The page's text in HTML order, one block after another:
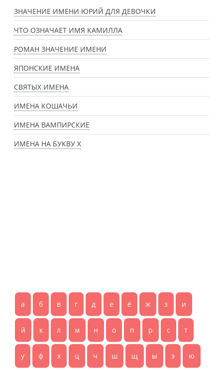
ЗНАЧЕНИЕ ИМЕНИ ЮРИЙ ДЛЯ ДЕВОЧКИ
ЧТО ОЗНАЧАЕТ ИМЯ КАМИЛЛА
РОМАН ЗНАЧЕНИЕ ИМЕНИ
ЯПОНСКИЕ ИМЕНА
СВЯТЫХ ИМЕНА
ИМЕНА КОШАЧЬИ
ИМЕНА ВАМПИРСКИЕ
ИМЕНА НА БУКВУ Х
а б в г д е ё ж з и
й к л м н о п р с т
у ф х ц ч ш щ ы э ю